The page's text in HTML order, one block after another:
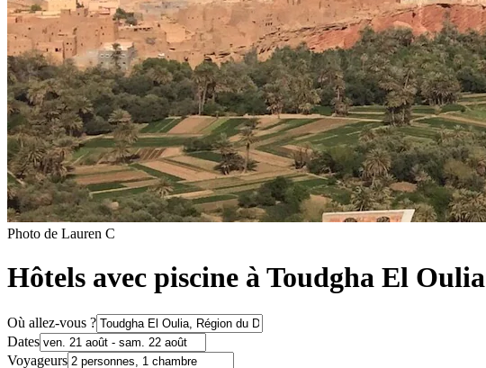
Photo de Lauren C
Hôtels avec piscine à Toudgha El Oulia
Où allez-vous ?
Dates
Voyageurs